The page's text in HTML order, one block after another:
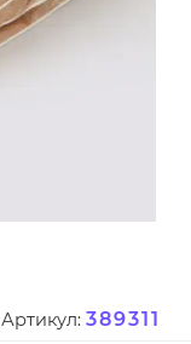
Артикул: 389311